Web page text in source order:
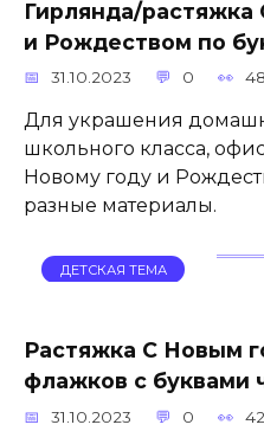
Гирлянда/
и Рождеством по
31.10.2023 0
Для украшения
школьного класса,
Новому году и
разные материалы.
ДЕТСКАЯ ТЕМА
Растяжка С Новым
флажков с буквами
31.10.2023 0